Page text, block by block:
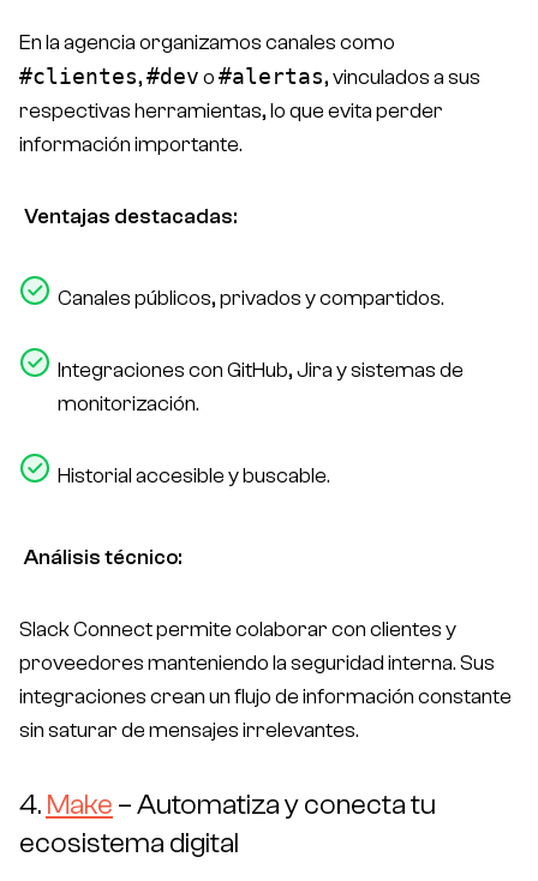
En la agencia organizamos canales como
#clientes,#devo#alertas, vinculados a sus
respectivas herramientas, lo que evita perder
información importante.
Ventajas destacadas:
Canales públicos, privados y compartidos.
Integraciones con GitHub, Jira y sistemas de
monitorización.
Historial accesible y buscable.
Análisis técnico:
Slack Connect permite colaborar con clientes y
proveedores manteniendo la seguridad interna. Sus
integraciones crean un flujo de información constante
sin saturar de mensajes irrelevantes.
4. Make – Automatiza y conecta tu
ecosistema digital